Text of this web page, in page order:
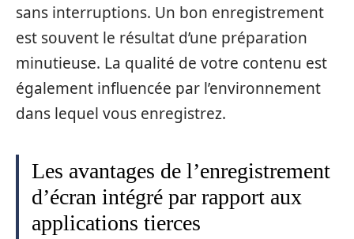
sans interruptions. Un bon enregistrement
est souvent le résultat d’une préparation
minutieuse. La qualité de votre contenu est
également influencée par l’environnement
dans lequel vous enregistrez.
Les avantages de l’enregistrement
d’écran intégré par rapport aux
applications tierces